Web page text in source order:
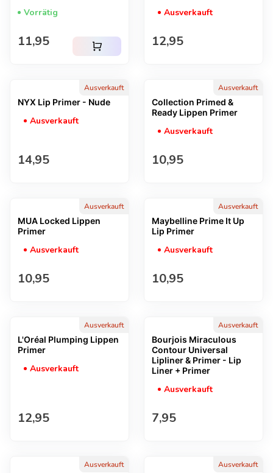
Vorrätig
Regulärer Preis
11,95 shopping_cart
Ausverkauft
Regulärer Preis
12,95
Ausverkauft
NYX Lip Primer - Nude
Ausverkauft
Regulärer Preis
14,95
Ausverkauft
Collection Primed &
Ready Lippen Primer
Ausverkauft
Regulärer Preis
10,95
Ausverkauft
MUA Locked Lippen
Primer
Ausverkauft
Regulärer Preis
10,95
Ausverkauft
Maybelline Prime It Up
Lip Primer
Ausverkauft
Regulärer Preis
10,95
Ausverkauft
L'Oréal Plumping Lippen
Primer
Ausverkauft
Regulärer Preis
12,95
Ausverkauft
Bourjois Miraculous
Contour Universal
Lipliner & Primer - Lip
Liner + Primer
Ausverkauft
Regulärer Preis
7,95
Ausverkauft Ausverkauft